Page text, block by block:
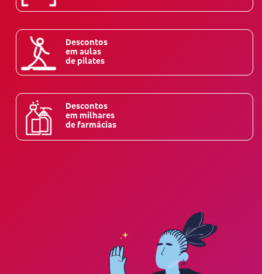
Descontos
em aulas
de pilates
Descontos
em milhares
de farmácias